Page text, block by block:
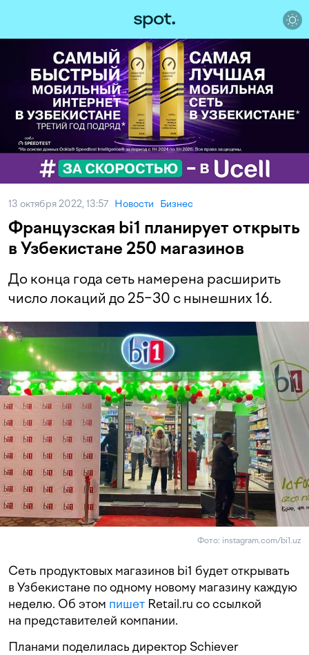
13 октября 2022, 13:57 Новости Бизнес
Французская bi1 планирует открыть
в Узбекистане 250 магазинов
До конца года сеть намерена расширить
число локаций до 25−30 с нынешних 16.
Фото: instagram.com/bi1.uz
Сеть продуктовых магазинов bi1 будет открывать
в Узбекистане по одному новому магазину каждую
неделю. Об этом пишет Retail.ru со ссылкой
на представителей компании.
Планами поделилась директор Schiever